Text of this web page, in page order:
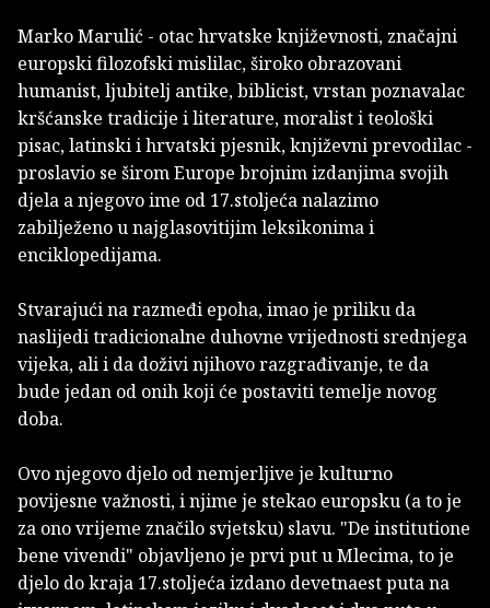
Marko Marulić - otac hrvatske književnosti, značajni
europski filozofski mislilac, široko obrazovani
humanist, ljubitelj antike, biblicist, vrstan poznavalac
kršćanske tradicije i literature, moralist i teološki
pisac, latinski i hrvatski pjesnik, književni prevodilac -
proslavio se širom Europe brojnim izdanjima svojih
djela a njegovo ime od 17.stoljeća nalazimo
zabilježeno u najglasovitijim leksikonima i
enciklopedijama.
Stvarajući na razmeđi epoha, imao je priliku da
naslijedi tradicionalne duhovne vrijednosti srednjega
vijeka, ali i da doživi njihovo razgrađivanje, te da
bude jedan od onih koji će postaviti temelje novog
doba.
Ovo njegovo djelo od nemjerljive je kulturno
povijesne važnosti, i njime je stekao europsku (a to je
za ono vrijeme značilo svjetsku) slavu. "De institutione
bene vivendi" objavljeno je prvi put u Mlecima, to je
djelo do kraja 17.stoljeća izdano devetnaest puta na